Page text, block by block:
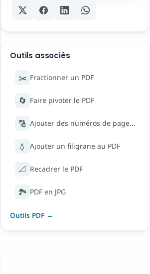
Outils associés
✂️ Fractionner un PDF
🔄 Faire pivoter le PDF
🔢 Ajouter des numéros de page au PDF
💧 Ajouter un filigrane au PDF
📐 Recadrer le PDF
🏞️ PDF en JPG
Outils PDF →